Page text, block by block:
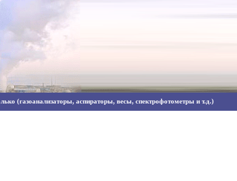
(газоанализаторы, аспираторы, весы, спектрофотометры и т.д.)